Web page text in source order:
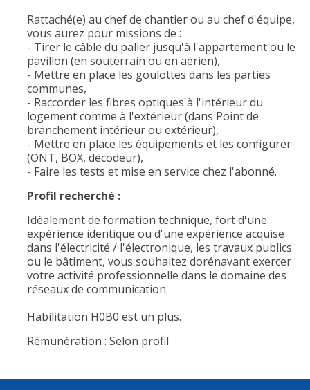
Rattaché(e) au chef de chantier ou au chef d'équipe,
vous aurez pour missions de :
- Tirer le câble du palier jusqu'à l'appartement ou le
pavillon (en souterrain ou en aérien),
- Mettre en place les goulottes dans les parties
communes,
- Raccorder les fibres optiques à l'intérieur du
logement comme à l'extérieur (dans Point de
branchement intérieur ou extérieur),
- Mettre en place les équipements et les configurer
(ONT, BOX, décodeur),
- Faire les tests et mise en service chez l'abonné.
Profil recherché :
Idéalement de formation technique, fort d'une
expérience identique ou d'une expérience acquise
dans l'électricité / l'électronique, les travaux publics
ou le bâtiment, vous souhaitez dorénavant exercer
votre activité professionnelle dans le domaine des
réseaux de communication.
Habilitation H0B0 est un plus.
Rémunération : Selon profil